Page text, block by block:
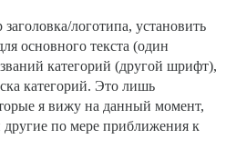
логотипа, установить
основного текста (один
категорий (другой шрифт),
категорий. Это лишь
я вижу на данный момент,
другие по мере приближения к